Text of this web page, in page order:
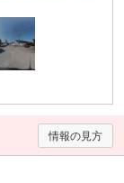
情報の見方